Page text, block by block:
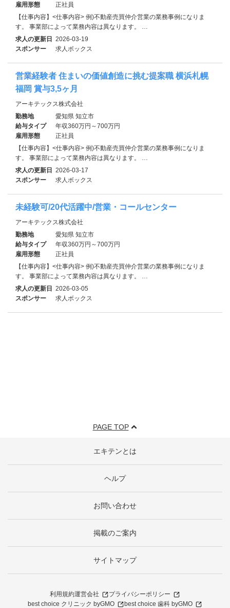
雇用形態
正社員
【仕事内容】<仕事内容> 例)不動産売買仲介営業の業務事例になりま
す。 事業部によって業務内容は異なります。 …
求人の更新日 2026-03-19
スポンサー
求人ボックス
営業経験者 住まいの価値創造に挑む提案職 横浜札幌
福岡 賞与3,5ヶ月
アーキテックス株式会社
勤務地
愛知県 知立市
給与タイプ
年収360万円～700万円
雇用形態
正社員
【仕事内容】<仕事内容> 例)不動産売買仲介営業の業務事例になりま
す。 事業部によって業務内容は異なります。 …
求人の更新日 2026-03-17
スポンサー
求人ボックス
未経験可/20代活躍中/営業・コールセンター
アーキテックス株式会社
勤務地
愛知県 知立市
給与タイプ
年収360万円～700万円
雇用形態
正社員
【仕事内容】<仕事内容> 例)不動産売買仲介営業の業務事例になりま
す。 事業部によって業務内容は異なります。 …
求人の更新日 2026-03-05
スポンサー
求人ボックス
PAGE TOP
エキテンとは
ヘルプ
お問い合わせ
掲載のご案内
サイトマップ
利用規約運営会社
プライバシーポリシー
best choice クリニック byGMO
best choice 歯科 byGMO